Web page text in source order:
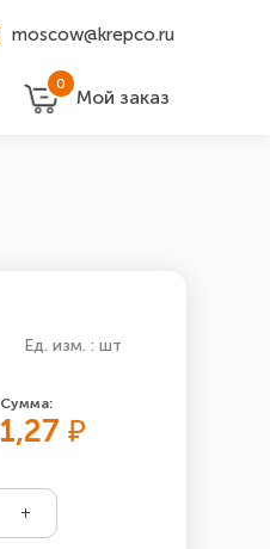
moscow@krepco.ru
0
Мой заказ
Ед. изм. : шт
Сумма:
1,27₽